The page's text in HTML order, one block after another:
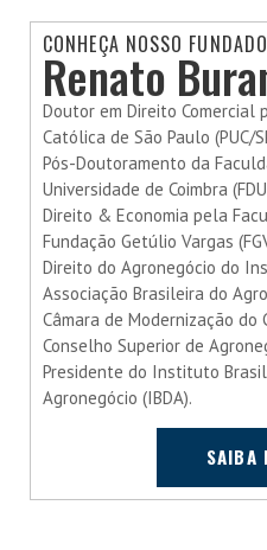
CONHEÇA NOSSO
Renato
Doutor em Direito Comercial
Católica de São Paulo (PUC/
Pós-Doutoramento da
Universidade de Coimbra
Direito & Economia pela
Fundação Getúlio Vargas
Direito do Agronegócio do
Associação Brasileira do
Câmara de Modernização do
Conselho Superior de
Presidente do Instituto
Agronegócio (IBDA).
SAIBA